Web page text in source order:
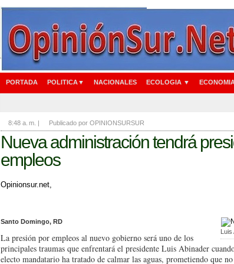
PORTADA POLITICA▼ NACIONALES ECOLOGIA ▼
8:48 a. m. | Publicado por OPINIONSURSUR
Nueva administración tendrá
empleos
Opinionsur.net,
Luis
Santo Domingo, RD
La presión por empleos al nuevo gobierno será uno de los
principales traumas que enfrentará el presidente Luis Abinader
electo mandatario ha tratado de calmar las aguas, prometiendo que